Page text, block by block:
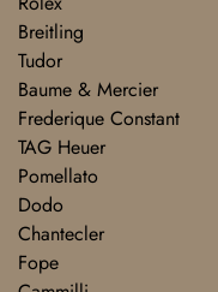
Breitling
Tudor
Baume & Mercier
Frederique Constant
TAG Heuer
Pomellato
Dodo
Chantecler
Fope